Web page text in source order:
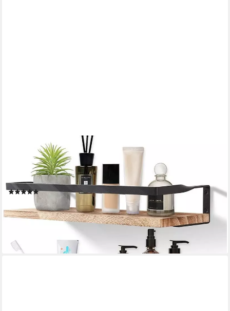
HOLZ LICHTER
Wandregal Wandregal 2er Set Schweberegal mit 6 Haken &
Handtuchhalter, Set 2-tlg., Wandregal mit 15 Kg Tragkraft,
platzsparend & vielseitig einsetzbar
(6)
39,90 € 59,90 €
-33%
lieferbar - in 2-3 Werktagen bei dir